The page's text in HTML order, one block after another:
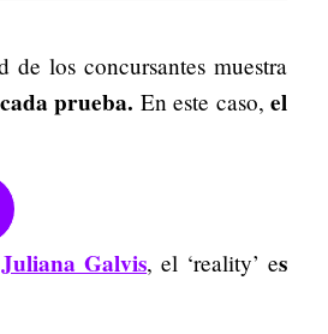
los concursantes muestra
prueba. En este caso, el
Juliana Galvis, el ‘reality’ es